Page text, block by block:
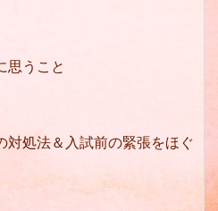
思うこと
対処法＆入試前の緊張をほぐ